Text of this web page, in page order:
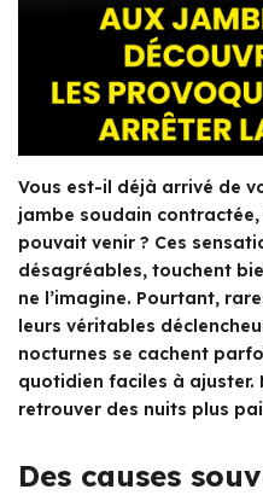
Vous est-il déjà arrivé de
jambe soudain contractée,
pouvait venir ? Ces
désagréables, touchent
ne l’imagine. Pourtant,
leurs véritables
nocturnes se cachent
quotidien faciles à ajuster.
retrouver des nuits plus
Des causes